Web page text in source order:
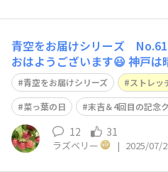
青空をお届けシリーズ
おはようございます😃 神戸
29度、予想最高気温は35度です🥵 今日のストレ
難易度⭐️⭐️ 立ってでも座ってでも行って頂けます。 骨盤を
立てて、下腹を引き上げて背
前で腕をク
青空をお届けシリーズ ストレッ
菜っ葉の日
末吉＆4回目の記念
12 31
ラズベリー | 2025/07/